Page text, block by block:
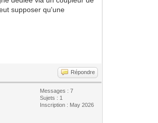
supposer qu'une
Répondre
Messages : 7
Sujets : 1
Inscription : May 2026